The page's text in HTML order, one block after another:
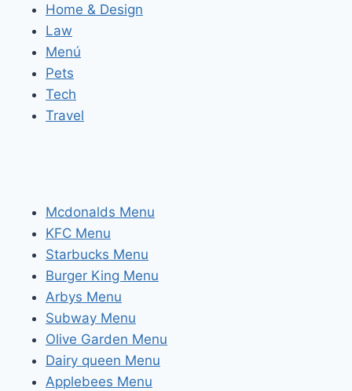
Home & Design
Law
Menú
Pets
Tech
Travel
Mcdonalds Menu
KFC Menu
Starbucks Menu
Burger King Menu
Arbys Menu
Subway Menu
Olive Garden Menu
Dairy queen Menu
Applebees Menu